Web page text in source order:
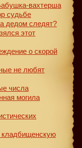
вахтерша
судьбе
дедом следят?
этот
о скорой
не любят
числа
могила
кладбищенскую